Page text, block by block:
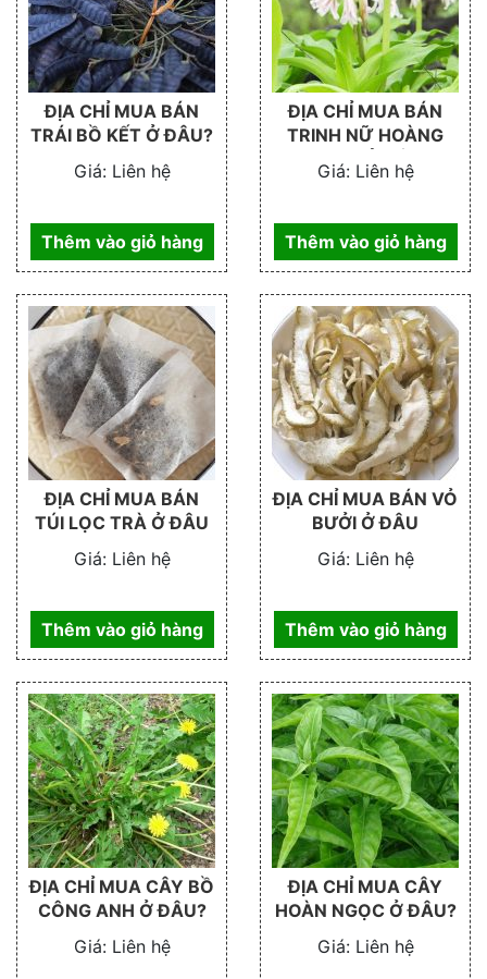
ĐỊA CHỈ MUA BÁN
TRÁI BỒ KẾT Ở ĐÂU?
Giá:Liên hệ
Thêm vào giỏ hàng
ĐỊA CHỈ MUA BÁN
TRINH NỮ HOÀNG
CUNG Ở ĐÂU
Giá:Liên hệ
Thêm vào giỏ hàng
ĐỊA CHỈ MUA BÁN
TÚI LỌC TRÀ Ở ĐÂU
Giá:Liên hệ
Thêm vào giỏ hàng
ĐỊA CHỈ MUA BÁN VỎ
BƯỞI Ở ĐÂU
Giá:Liên hệ
Thêm vào giỏ hàng
ĐỊA CHỈ MUA CÂY BỒ
CÔNG ANH Ở ĐÂU?
Giá:Liên hệ
ĐỊA CHỈ MUA CÂY
HOÀN NGỌC Ở ĐÂU?
Giá:Liên hệ